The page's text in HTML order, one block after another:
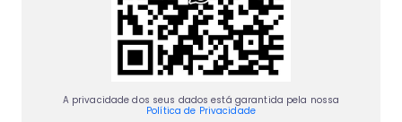
A privacidade dos seus dados está garantida pela nossa
Política de Privacidade